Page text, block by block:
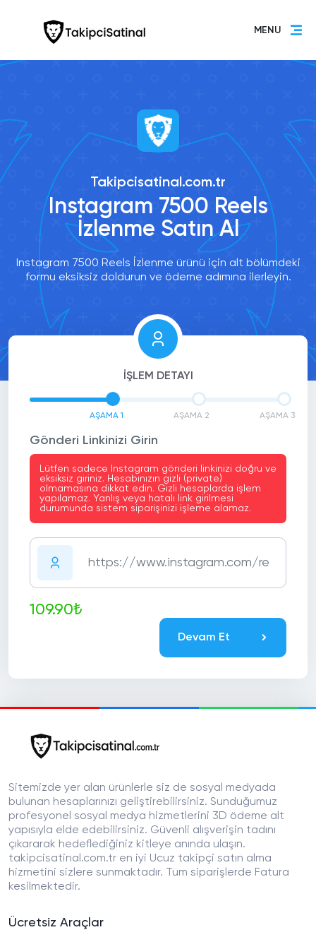
MENU
Takipcisatinal.com.tr
Instagram 7500 Reels
İzlenme Satın Al
Instagram 7500 Reels İzlenme ürünü için alt bölümdeki
formu eksiksiz doldurun ve ödeme adımına ilerleyin.
İŞLEM DETAYI
AŞAMA 1 AŞAMA 2 AŞAMA 3
Gönderi Linkinizi Girin
Lütfen sadece Instagram gönderi linkinizi doğru ve
eksiksiz giriniz. Hesabınızın gizli (private)
olmamasına dikkat edin. Gizli hesaplarda işlem
yapılamaz. Yanlış veya hatalı link girilmesi
durumunda sistem siparişinizi işleme alamaz.
109.90₺
Devam Et
Sitemizde yer alan ürünlerle siz de sosyal medyada
bulunan hesaplarınızı geliştirebilirsiniz. Sunduğumuz
profesyonel sosyal medya hizmetlerini 3D ödeme alt
yapısıyla elde edebilirsiniz. Güvenli alışverişin tadını
çıkararak hedeflediğiniz kitleye anında ulaşın.
takipcisatinal.com.tr en iyi Ucuz takipçi satın alma
hizmetini sizlere sunmaktadır. Tüm siparişlerde Fatura
kesilmektedir.
Ücretsiz Araçlar